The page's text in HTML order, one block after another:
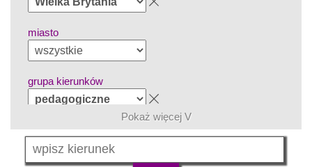
miasto
grupa kierunków
język
Pokaż więcej V